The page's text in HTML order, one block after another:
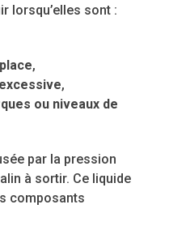
lorsqu’elles sont :
,
,
ou niveaux de
par la pression
à sortir. Ce liquide
composants